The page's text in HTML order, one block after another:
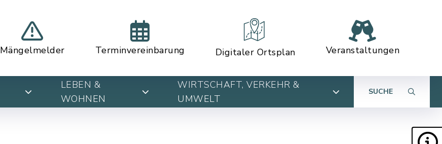
Mängelmelder Terminvereinbarung Digitaler Ortsplan Veranstaltungen
LEBEN &
WOHNEN
WIRTSCHAFT, VERKEHR &
UMWELT
SUCHE